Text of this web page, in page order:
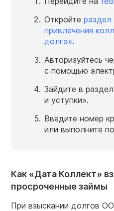
Откройте раздел
привлечения
долга».
Авторизуйтесь
с помощью
Зайдите в
и уступки».
Введите номер
или выполните
Как «Дата Коллект»
просроченные займы
При взыскании долгов